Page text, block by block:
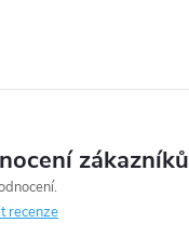
zákazníků
recenze